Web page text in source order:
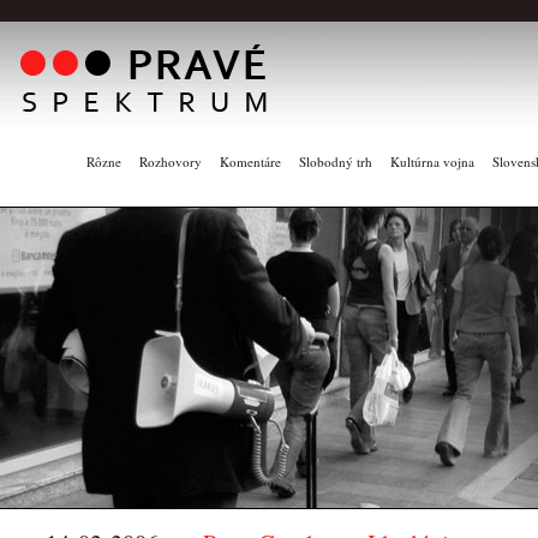
Rôzne Rozhovory Komentáre Slobodný trh Kultúrna vojna